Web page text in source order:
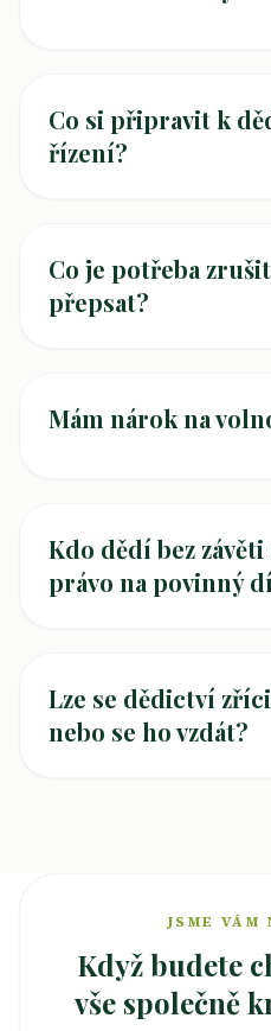
Co si připravit k
řízení?
Co je potřeba
přepsat?
Mám nárok na
Kdo dědí bez závěti
právo na povinný
Lze se dědictví
nebo se ho vzdát?
JSME VÁM
Když budete
vše společně